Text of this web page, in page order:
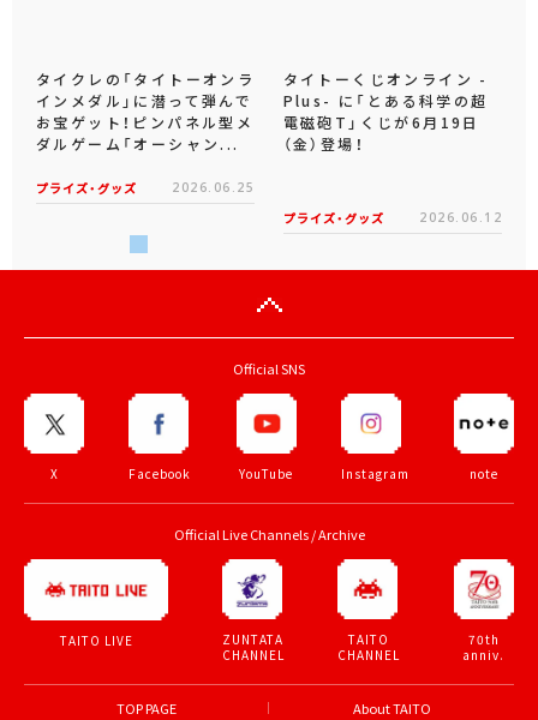
タイクレの「タイトーオンラ
インメダル」に潜って弾んで
お宝ゲット！ピンパネル型メ
ダルゲーム「オーシャン...
プライズ・グッズ 2026.06.25
タイトーくじオンライン -
Plus- に「とある科学の超
電磁砲T」くじが6月19日
（金）登場！
プライズ・グッズ 2026.06.12
Official SNS
X Facebook YouTube Instagram note
Official Live Channels / Archive
TAITO LIVE
ZUNTATA
CHANNEL
TAITO
CHANNEL
70th
anniv.
TOP PAGE About TAITO